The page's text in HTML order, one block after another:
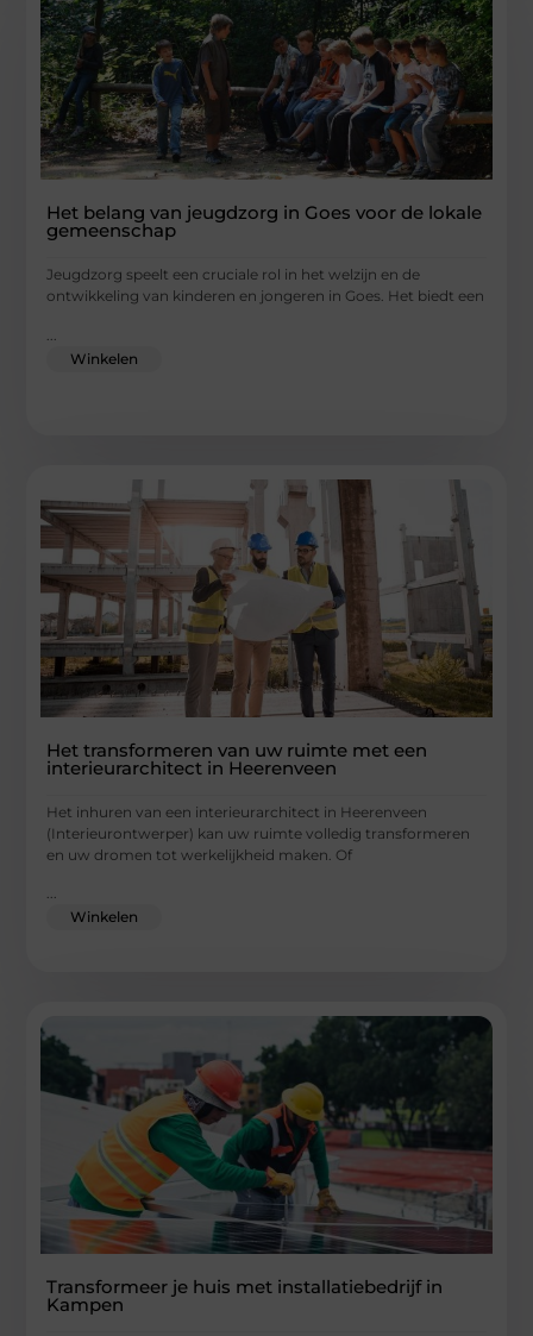
Het belang van jeugdzorg in Goes voor de lokale
gemeenschap
Jeugdzorg speelt een cruciale rol in het welzijn en de
ontwikkeling van kinderen en jongeren in Goes. Het biedt een
Winkelen
Het transformeren van uw ruimte met een
interieurarchitect in Heerenveen
Het inhuren van een interieurarchitect in Heerenveen
(Interieurontwerper) kan uw ruimte volledig transformeren
en uw dromen tot werkelijkheid maken. Of
...
Winkelen
Transformeer je huis met installatiebedrijf in
Kampen